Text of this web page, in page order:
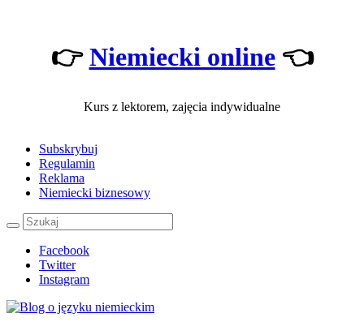
👉Niemiecki online👈
Kurs z lektorem, zajęcia indywidualne
Subskrybuj
Regulamin
Reklama
Niemiecki biznesowy
Facebook
Twitter
Instagram